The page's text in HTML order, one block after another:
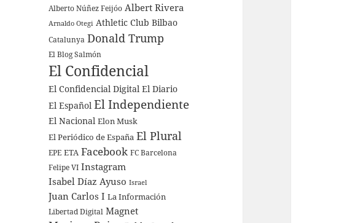
Alberto Núñez Feijóo Albert Rivera
Arnaldo Otegi Athletic Club Bilbao
Catalunya Donald Trump
El Blog Salmón
El Confidencial
El Confidencial Digital El Diario
El Español El Independiente
El Nacional Elon Musk
El Periódico de España El Plural
EPE ETA Facebook FC Barcelona
Felipe VI Instagram
Isabel Díaz Ayuso Israel
Juan Carlos I La Información
Libertad Digital Magnet